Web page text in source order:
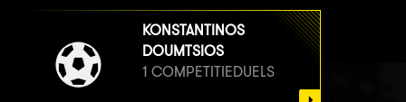
KONSTANTINOS
DOUMTSIOS
1 COMPETITIEDUELS